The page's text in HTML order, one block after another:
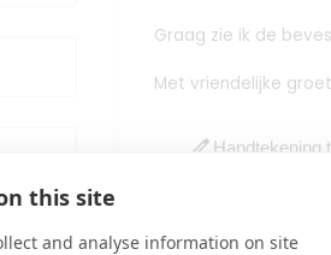
this site
and analyse information on site
Graag zie ik de
Met vriendelijke
edit Handtekening